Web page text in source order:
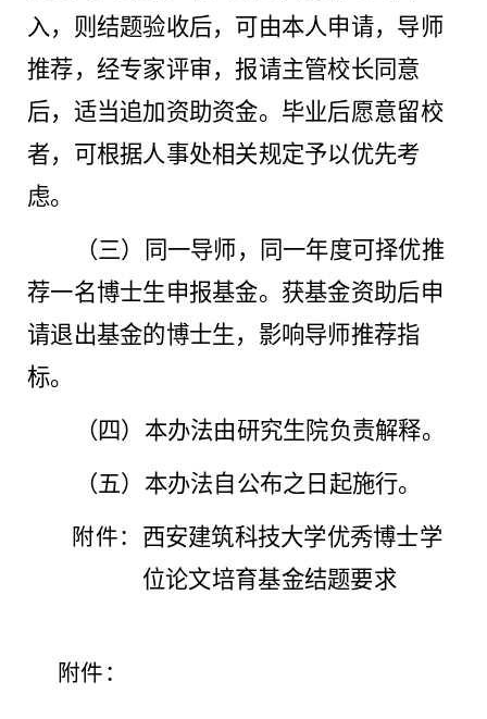
入，则结题验收后，可由本人申请，导师
推荐，经专家评审，报请主管校长同意
后，适当追加资助资金。毕业后愿意留校
者，可根据人事处相关规定予以优先考
虑。
（三）同一导师，同一年度可择优推
荐一名博士生申报基金。获基金资助后申
请退出基金的博士生，影响导师推荐指
标。
（四）本办法由研究生院负责解释。
（五）本办法自公布之日起施行。
附件： 西安建筑科技大学优秀博士学
位论文培育基金结题要求
附件 ：